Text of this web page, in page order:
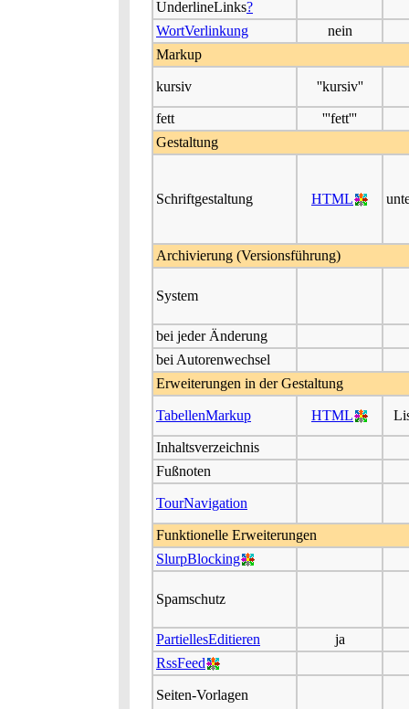
UnderlineLinks?
WortVerlinkung
nein
Markup
kursiv ''kursiv''
fett
'''fett'''
Gestaltung
Schriftgestaltung HTML
Archivierung (Versionsführung)
System
bei jeder Änderung
bei Autorenwechsel
Erweiterungen in der Gestaltung
TabellenMarkup HTML
Inhaltsverzeichnis
Fußnoten
TourNavigation
Funktionelle Erweiterungen
SlurpBlocking
Spamschutz
PartiellesEditieren
ja
RssFeed
Seiten-Vorlagen